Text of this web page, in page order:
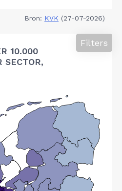
Bron: KVK (27-07-2026)
10.000
SECTOR,
Filters